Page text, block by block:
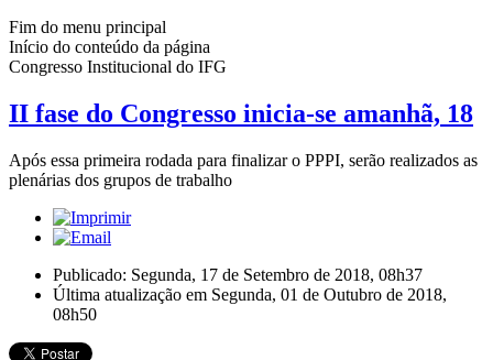
Fim do menu principal
Início do conteúdo da página
Congresso Institucional do IFG
II fase do Congresso inicia-se amanhã, 18
Após essa primeira rodada para finalizar o PPPI, serão realizados as
plenárias dos grupos de trabalho
Publicado: Segunda, 17 de Setembro de 2018, 08h37
Última atualização em Segunda, 01 de Outubro de 2018,
08h50